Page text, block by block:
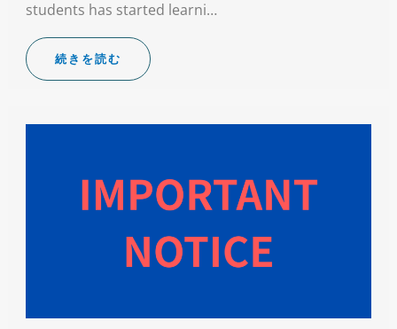
students has started learni…
続きを読む